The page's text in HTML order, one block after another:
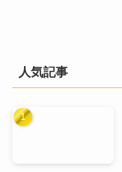
人気記事